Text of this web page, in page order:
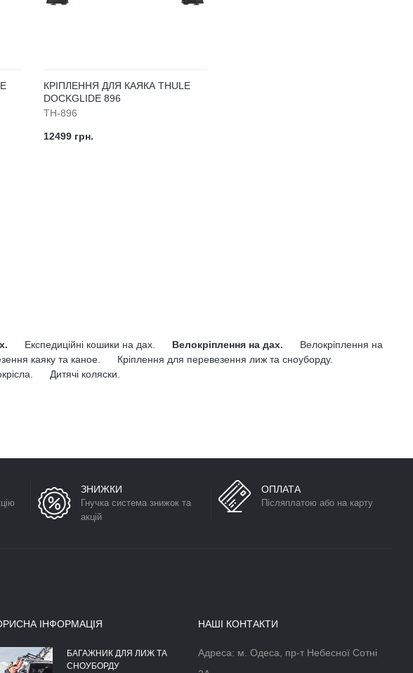
КРІПЛЕННЯ ДЛЯ КАЯКА THULE
DOCKGLIDE 896
TH-896
12499 грн.
Експедиційні кошики на дах. Велокріплення на дах.
Велокріплення на
каяку та каное.
Кріплення для перевезення лиж та сноуборду.
Дитячі коляски.
ЗНИЖКИ
Гнучка система знижок та
акцій
ОПЛАТА
Післяплатою або на карту
ІНФОРМАЦІЯ
БАГАЖНИК ДЛЯ ЛИЖ ТА
СНОУБОРДУ
АЕРОДИНАМІЧНІЙ БОКС НА
НАШІ КОНТАКТИ
Адреса: м. Одеса, пр-т Небесної Сотні